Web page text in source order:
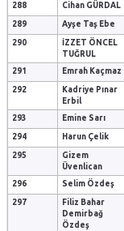
288 Cihan GÜRDAL
289 Ayşe Taş Ebe
290
İZZET ÖNCEL
TUĞRUL
291 Emrah Kaçmaz
292
Kadriye Pınar
Erbil
293 Emine Sarı
294 Harun Çelik
295
Gizem
Üvenlican
296 Selim Özdeş
297
Filiz Bahar
Demirbağ
Özdeş